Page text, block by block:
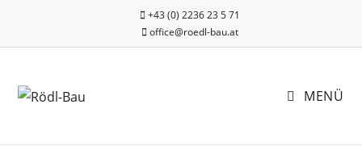
+43 (0) 2236 23 5 71
office@roedl-bau.at
MENÜ